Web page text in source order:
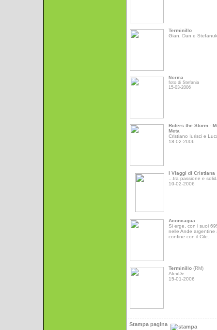
Terminillo
Gian, Dan e Stefanuk
Norma
foto di Stefania
15-03-2006
Riders the Storm -
Meta
Cristiano Iurisci e
18-02-2006
I Viaggi di Cristiana
...tra passione e
10-02-2006
Aconcagua
Si erge, con i suoi
nelle Ande argentine
confine con il Cile.
Terminillo (RM)
AlexDe
15-01-2006
Stampa pagina